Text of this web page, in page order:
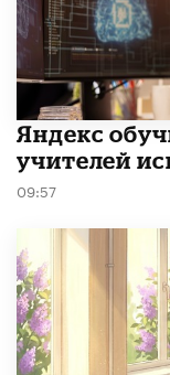
​Яндекс
учителей
09:57